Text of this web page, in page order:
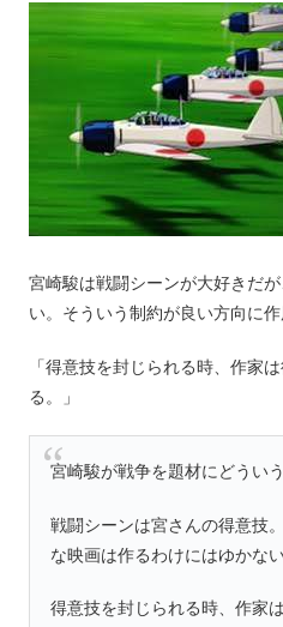
宮崎駿は戦闘シーンが大好きだ
い。そういう制約が良い方向に作
「得意技を封じられる時、作家
る。」
宮崎駿が戦争を題材にどうい
戦闘シーンは宮さんの得意技
な映画は作るわけにはゆかない
得意技を封じられる時、作家